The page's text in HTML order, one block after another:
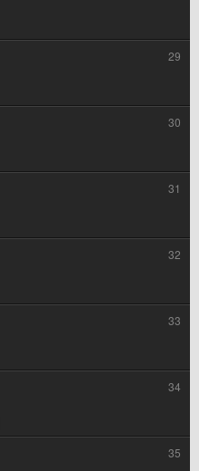
29
30
31
32
33
34
35